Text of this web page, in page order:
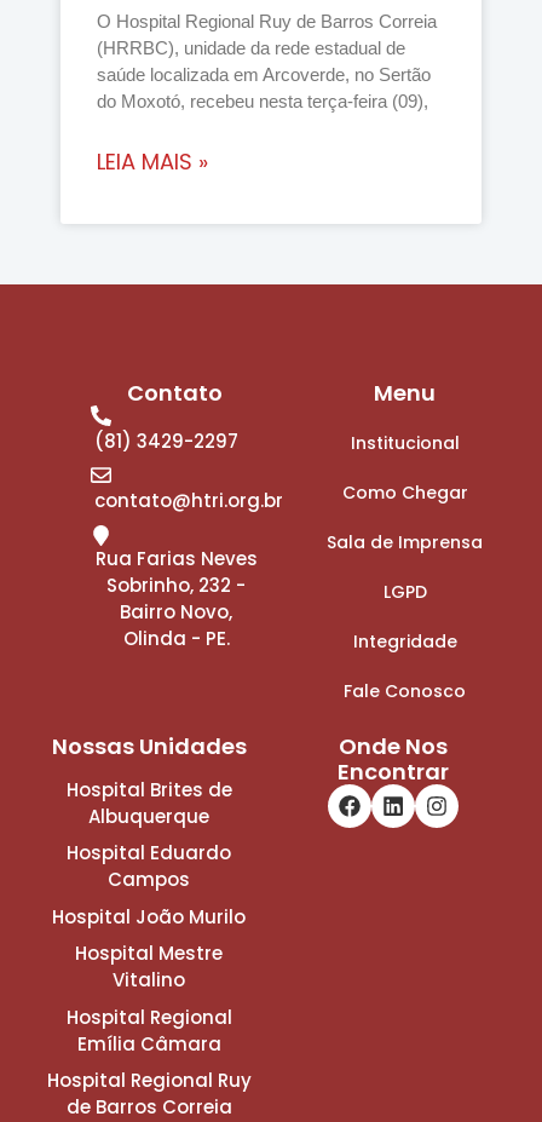
O Hospital Regional Ruy de Barros Correia
(HRRBC), unidade da rede estadual de
saúde localizada em Arcoverde, no Sertão
do Moxotó, recebeu nesta terça-feira (09),
LEIA MAIS »
Contato
(81) 3429-2297
contato@htri.org.br
Rua Farias Neves
Sobrinho, 232 -
Bairro Novo,
Olinda - PE.
Menu
Institucional
Como Chegar
Sala de Imprensa
LGPD
Integridade
Fale Conosco
Nossas Unidades
Hospital Brites de
Albuquerque
Hospital Eduardo
Campos
Hospital João Murilo
Hospital Mestre
Vitalino
Hospital Regional
Emília Câmara
Hospital Regional Ruy
de Barros Correia
Onde Nos
Encontrar